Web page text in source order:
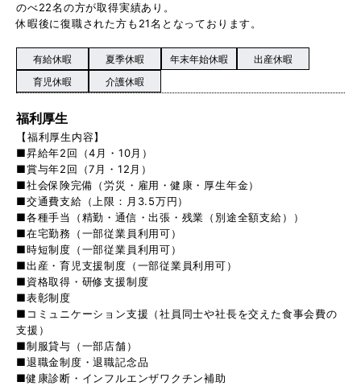
のべ22名の方が取得実績あり。
休暇後に復職された方も21名となっております。
有給休暇 夏季休暇 年末年始休暇
出産休暇
育児休暇
介護休暇
福利厚生
【福利厚生内容】
■昇給年2回（4月・10月）
■賞与年2回（7月・12月）
■社会保険完備（労災・雇用・健康・厚生年金）
■交通費支給（上限：月3.5万円）
■各種手当（精勤・通信・出張・残業（別途全額支給））
■在宅勤務（一部従業員利用可）
■時短制度（一部従業員利用可）
■出産・育児支援制度（一部従業員利用可）
■資格取得・研修支援制度
■表彰制度
■コミュニケーション支援（社員同士や社長を交えた食事会費の
支援）
■制服貸与（一部店舗）
■退職金制度・退職記念品
■健康診断・インフルエンザワクチン補助